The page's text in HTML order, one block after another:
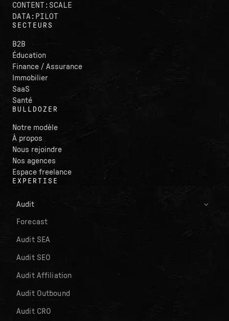
CONTENT:SCALE
DATA:PILOT
SECTEURS
B2B
Éducation
Finance / Assurance
Immobilier
SaaS
Santé
BULLDOZER
Notre modèle
À propos
Nous rejoindre
Nos agences
Espace freelance
EXPERTISE
Audit
Forecast
Audit SEA
Audit SEO
Audit Affiliation
Audit Outbound
Audit CRO